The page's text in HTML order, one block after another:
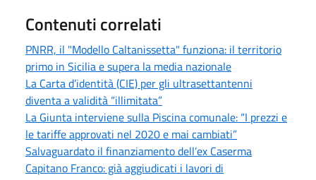
Contenuti correlati
PNRR, il "Modello Caltanissetta" funziona: il territorio
primo in Sicilia e supera la media nazionale
La Carta d’identità (CIE) per gli ultrasettantenni
diventa a validità “illimitata”
La Giunta interviene sulla Piscina comunale: “I prezzi e
le tariffe approvati nel 2020 e mai cambiati”
Salvaguardato il finanziamento dell’ex Caserma
Capitano Franco: già aggiudicati i lavori di